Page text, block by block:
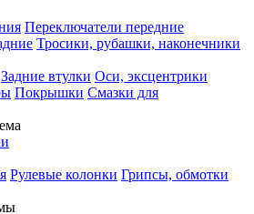
Переключатели передние
Тросики, рубашки, наконечники
Задние втулки Оси, эксцентрики
Покрышки Смазки для
Рулевые колонки Грипсы, обмотки